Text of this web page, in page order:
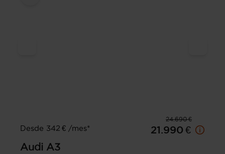
24.690 €
Desde 342 € /mes*
21.990 €
Audi A3